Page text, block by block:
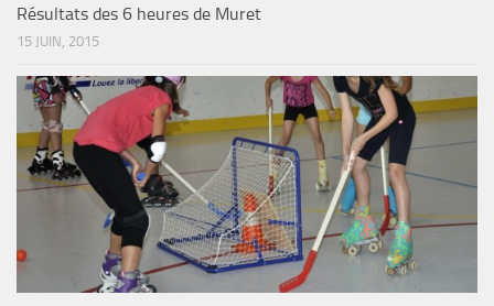
Résultats des 6 heures de Muret
15 JUIN, 2015